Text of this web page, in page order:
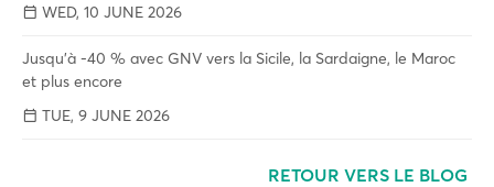
WED, 10 JUNE 2026
Jusqu'à -40 % avec GNV vers la Sicile, la Sardaigne, le Maroc
et plus encore
TUE, 9 JUNE 2026
RETOUR VERS LE BLOG